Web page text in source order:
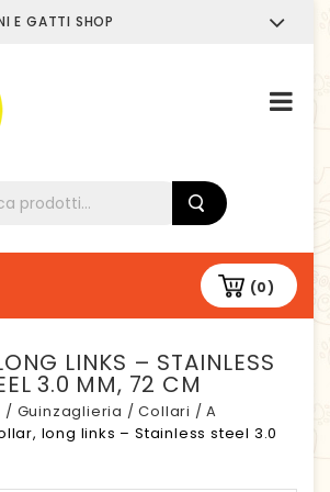
E GATTI SHOP
(0)
LINKS – STAINLESS
3.0 MM, 72 CM
/ Guinzaglieria /Collari /A
long links – Stainless steel 3.0